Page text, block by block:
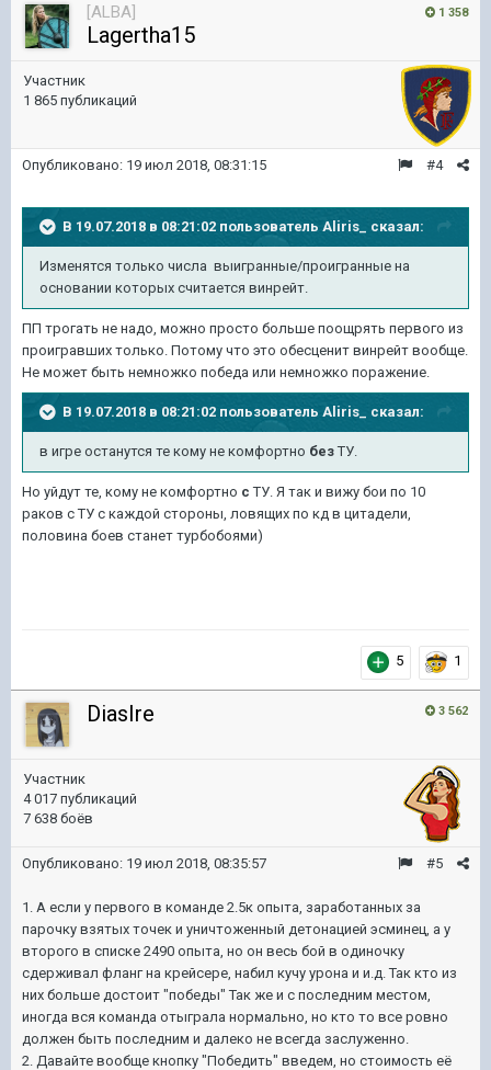
1 358
[ALBA]
Lagertha15
Участник
1 865 публикаций
#4
Опубликовано: 19 июл 2018, 08:31:15
В 19.07.2018 в 08:21:02 пользователь Aliris_ сказал:
Изменятся только числа выигранные/проигранные на
основании которых считается винрейт.
ПП трогать не надо, можно просто больше поощрять первого из
проигравших только. Потому что это обесценит винрейт вообще.
Не может быть немножко победа или немножко поражение.
В 19.07.2018 в 08:21:02 пользователь Aliris_ сказал:
в игре останутся те кому не комфортно безТУ.
Но уйдут те, кому не комфортно с ТУ. Я так и вижу бои по 10
раков с ТУ с каждой стороны, ловящих по кд в цитадели,
половина боев станет турбобоями)
5 1
3 562
DiasIre
Участник
4 017 публикаций
7 638 боёв
#5
Опубликовано: 19 июл 2018, 08:35:57
1. А если у первого в команде 2.5к опыта, заработанных за
парочку взятых точек и уничтоженный детонацией эсминец, а у
второго в списке 2490 опыта, но он весь бой в одиночку
сдерживал фланг на крейсере, набил кучу урона и и.д. Так кто из
них больше достоит "победы" Так же и с последним местом,
иногда вся команда отыграла нормально, но кто то все ровно
должен быть последним и далеко не всегда заслуженно.
2. Давайте вообще кнопку "Победить" введем, но стоимость её